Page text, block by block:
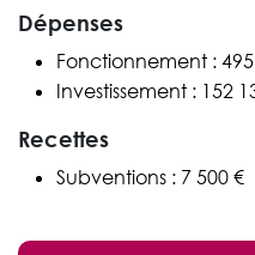
Dépenses
Fonctionnement :
Investissement : 152
Recettes
Subventions : 7 500 €